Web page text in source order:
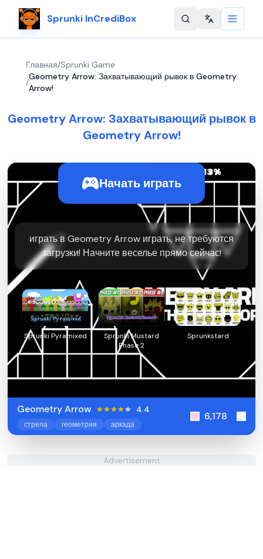
Sprunki InCrediBox Change
Главная/Sprunki Game
/
Geometry Arrow: Захватывающий рывок в Geometry
Arrow!
Geometry Arrow: Захватывающий рывок в
Geometry Arrow!
Начать играть
играть в Geometry Arrow играть, не требуются
загрузки! Начните веселье прямо сейчас!
Sprunki Pyramixed
Sprunki Mustard
Phase 2
Sprunkstard
Geometry Arrow 4.4
стрела геометрия аркада
6,178
Advertisement